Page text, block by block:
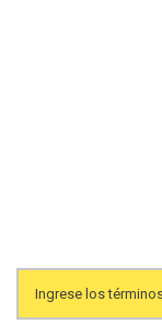
Search